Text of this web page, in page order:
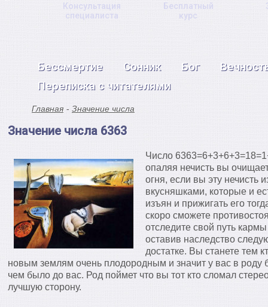
Консультация
специалиста
Бесплатный
курс
Бессмертие Сонник Бог
Переписка с читателями
Главная Значение числа
Значение числа 6363
Число
опаляя нечисть вы
огня, если вы эту нечисть
вкусняшками, которые и
изъян и прижигать его
скоро сможете
отследите свой путь
оставив наследство
достатке. Вы станете тем
новым землям очень плодородным и значит у вас в роду
чем было до вас. Род поймет что вы тот кто сломал
лучшую сторону.